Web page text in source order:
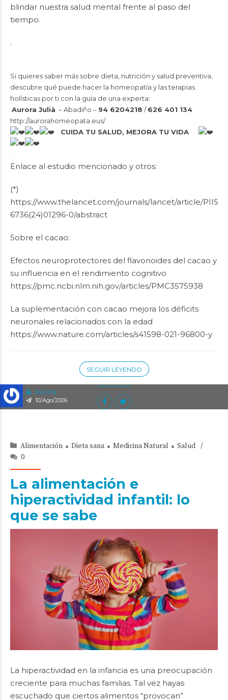
Aurora
10/Ago/2026
blindar nuestra salud mental frente al paso del
tiempo.
.
Si quieres saber más sobre dieta, nutrición y salud preventiva,
descubre qué puede hacer la homeopatía y las terapias
holísticas por ti con la guía de una experta:
Aurora Julià – Abadiño – 94 6204218 /626 401 134
http://aurorahomeopata.eus/
CUIDA TU SALUD, MEJORA TU VIDA
.
Enlace al estudio mencionado y otros:
(*)
https://www.thelancet.com/journals/lancet/article/
6736(24)01296-0/abstract
Sobre el cacao:
Efectos neuroprotectores del flavonoides del cacao y
su influencia en el rendimiento cognitivo
https://pmc.ncbi.nlm.nih.gov/articles/PMC3575938
La suplementación con cacao mejora los déficits
neuronales relacionados con la edad
https://www.nature.com/articles/s41598-021-96800-y
SEGUIR LEYENDO
Alimentación Dieta sana Medicina Natural
Salud
0
La alimentación e
hiperactividad infantil: lo
que se sabe
La hiperactividad en la infancia es una preocupación
creciente para muchas familias. Tal vez hayas
escuchado que ciertos alimentos “provocan”